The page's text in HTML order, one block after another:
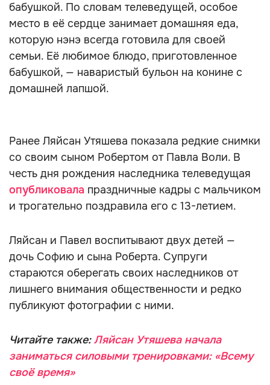
бабушкой. По словам телеведущей, особое
место в её сердце занимает домашняя еда,
которую нэнэ всегда готовила для своей
семьи. Её любимое блюдо, приготовленное
бабушкой, — наваристый бульон на конине с
домашней лапшой.
Ранее Ляйсан Утяшева показала редкие снимки
со своим сыном Робертом от Павла Воли. В
честь дня рождения наследника телеведущая
опубликовала праздничные кадры с мальчиком
и трогательно поздравила его с 13-летием.
Ляйсан и Павел воспитывают двух детей —
дочь Софию и сына Роберта. Супруги
стараются оберегать своих наследников от
лишнего внимания общественности и редко
публикуют фотографии с ними.
Читайте также:Ляйсан Утяшева начала
заниматься силовыми тренировками: «Всему
своё время»